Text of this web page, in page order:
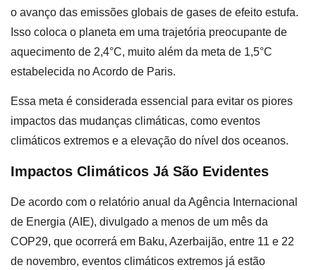
o avanço das emissões globais de gases de efeito estufa.
Isso coloca o planeta em uma trajetória preocupante de
aquecimento de 2,4°C, muito além da meta de 1,5°C
estabelecida no Acordo de Paris.
Essa meta é considerada essencial para evitar os piores
impactos das mudanças climáticas, como eventos
climáticos extremos e a elevação do nível dos oceanos.
Impactos Climáticos Já São Evidentes
De acordo com o relatório anual da Agência Internacional
de Energia (AIE), divulgado a menos de um mês da
COP29, que ocorrerá em Baku, Azerbaijão, entre 11 e 22
de novembro, eventos climáticos extremos já estão